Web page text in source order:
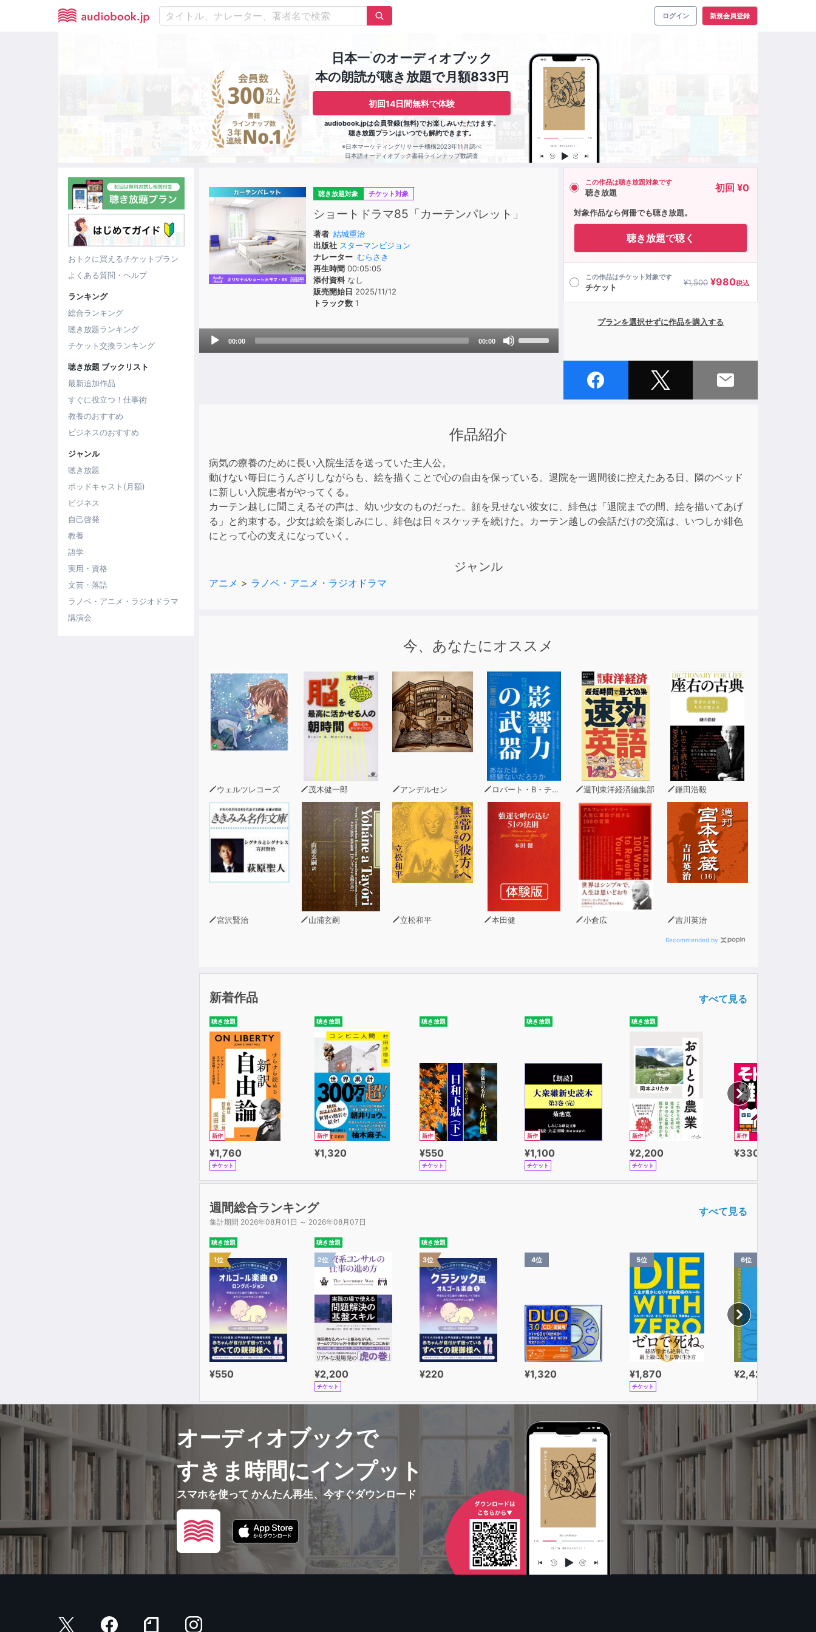
ログイン 新規会員登録
日本一※のオーディオブック
本の朗読が聴き放題で月額833円
初回14日間無料で体験
audiobook.jpは会員登録(無料)でお楽しみいただけます。
聴き放題プランはいつでも解約できます。
※日本マーケティングリサーチ機構2023年11月調べ
日本語オーディオブック書籍ラインナップ数調査
おトクに買えるチケットプラン
よくある質問・ヘルプ
ランキング
総合ランキング
聴き放題ランキング
チケット交換ランキング
聴き放題 ブックリスト
最新追加作品
すぐに役立つ！仕事術
教養のおすすめ
ビジネスのおすすめ
ジャンル
聴き放題
ポッドキャスト(月額)
ビジネス
自己啓発
教養
語学
実用・資格
文芸・落語
ラノベ・アニメ・ラジオドラマ
講演会
聴き放題対象 チケット対象
ショートドラマ85「カーテンパレット」
著者 結城重治
出版社 スターマンビジョン
ナレーター むらさき
再生時間 00:05:05
添付資料なし
販売開始日 2025/11/12
トラック数 1
Audio
00:00 00:00
この作品は聴き放題対象です
聴き放題 初回 ¥0
対象作品なら何冊でも聴き放題。
聴き放題で聴く
この作品はチケット対象です
チケット ¥1,500 ¥980税込
プランを選択せずに作品を購入する
作品紹介
病気の療養のために長い入院生活を送っていた主人公。
動けない毎日にうんざりしながらも、絵を描くことで心の自由を保っている。退院を一週間後に控えたある日、隣のベッド
に新しい入院患者がやってくる。
カーテン越しに聞こえるその声は、幼い少女のものだった。顔を見せない彼女に、緋色は「退院までの間、絵を描いてあげ
る」と約束する。少女は絵を楽しみにし、緋色は日々スケッチを続けた。カーテン越しの会話だけの交流は、いつしか緋色
にとって心の支えになっていく。
ジャンル
アニメ > ラノベ・アニメ・ラジオドラマ
今、あなたにオススメ
ウェルツレコーズ 茂木健一郎 アンデルセン ロバート・B・チャルディーニ 週刊東洋経済編集部 鎌田浩毅
宮沢賢治 山浦玄嗣 立松和平 本田健 小倉広 吉川英治
Recommended by
新着作品 すべて見る
聴き放題
新作
¥1,760
チケット
聴き放題
新作
¥1,320
聴き放題
新作
¥550
チケット
聴き放題
新作
¥1,100
チケット
聴き放題
新作
¥2,200
チケット
新作
¥330
週間総合ランキング
集計期間 2026年08月01日 ～ 2026年08月07日
すべて見る
聴き放題
1位
¥550
聴き放題
2位
¥2,200
チケット
聴き放題
3位
¥220
4位
¥1,320
5位
¥1,870
チケット
6位
¥2,420
オーディオブックで
すきま時間にインプット
スマホを使って かんたん再生、今すぐダウンロード